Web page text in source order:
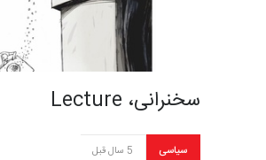
سخنرانی، Lecture
سیاسی 5 سال قبل